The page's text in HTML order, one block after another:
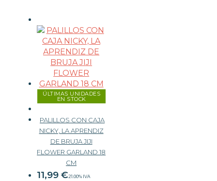
ÚLTIMAS UNIDADES
EN STOCK
PALILLOS CON CAJA
NICKY, LA APRENDIZ
DE BRUJA JIJI
FLOWER GARLAND 18
CM
11,99 €21.00% IVA